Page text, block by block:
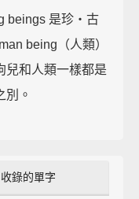
beings 是珍‧古
being（人類）
兒和人類一樣都是
別。
收錄的單字